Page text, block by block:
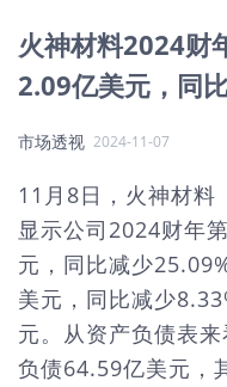
火神材料2024财
2.09亿美元，同
市场透视 2024-11-07
11月8日，火神材料
显示公司2024财年
元，同比减少
美元，同比减少
元。从资产负债表
负债64.59亿美元，